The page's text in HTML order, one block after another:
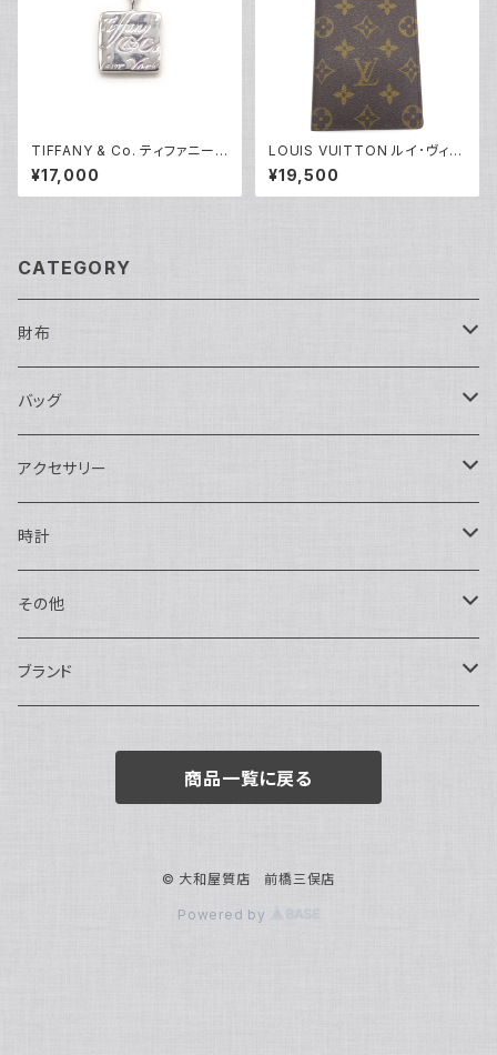
TIFFANY & Co. ティファニー
ノーツ スクエアプレート ペンダ
ント ネックレス シルバー925 ア
ズキチェーン Y05238
¥17,000
LOUIS VUITTON ルイ･ヴィト
ン モノグラム ポルト バルール カ
ルト クレディ M61823 Y0517
0
¥19,500
CATEGORY
財布
長財布
二つ折り
バッグ
ショルダーバッグ・ボディバッグ
ハンドバッグ・ポーチ
トートバッグ
バックパック・リュックサック
ボストンバッグ
アクセサリー
ネックレス
指輪
ピアス・イヤリング
チャーム・キーホルダー
時計
アナログ・機械式
アナログ・クォーツ
その他
ペン・万年筆
ブランド
BOTTEGA VENETA
商品一覧に戻る
© 大和屋質店 前橋三俣店
Powered by